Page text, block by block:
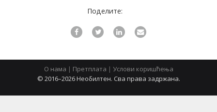
Поделите:
О нама | Претплата | Услови коришћења
© 2016–2026 Необилтен. Сва права задржана.